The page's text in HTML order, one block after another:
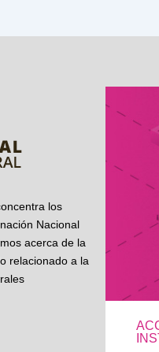
los
Nacional
acerca de la
relacionado a la